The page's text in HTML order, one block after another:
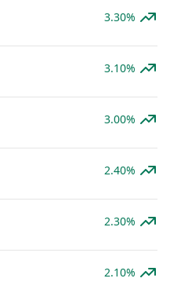
3.30%
3.10%
3.00%
2.40%
2.30%
2.10%